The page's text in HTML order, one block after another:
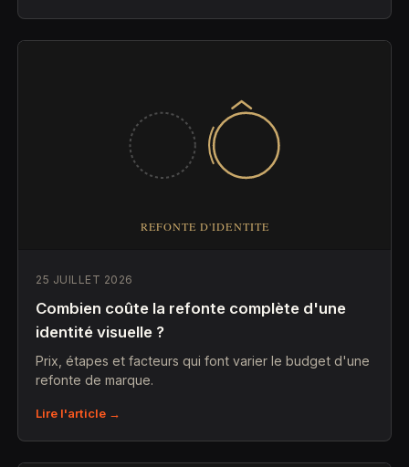
25 JUILLET 2026
Combien coûte la refonte complète d'une
identité visuelle ?
Prix, étapes et facteurs qui font varier le budget d'une
refonte de marque.
Lire l'article →